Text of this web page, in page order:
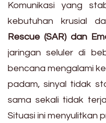
Komunikasi yang
kebutuhan krusial
Rescue (SAR) dan
jaringan seluler di
bencana mengalami
padam, sinyal tidak
sama sekali tidak
Situasi ini menyulitkan